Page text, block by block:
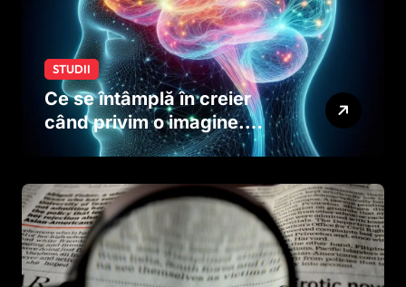
STUDII
Ce se întâmplă în creier
când privim o imagine.
Studiul care explică rolul